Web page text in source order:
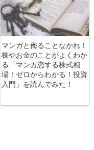
マンガと侮ることなかれ！
株やお金のことがよくわか
る「マンガ恋する株式相
場！ゼロからわかる！投資
入門」を読んでみた！